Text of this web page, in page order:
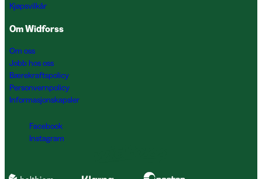
Kjøpsvilkår
Om Widforss
Om oss
Jobb hos oss
Bærekraftspolicy
Personvernpolicy
Informasjonskapsler
Facebook
Instagram